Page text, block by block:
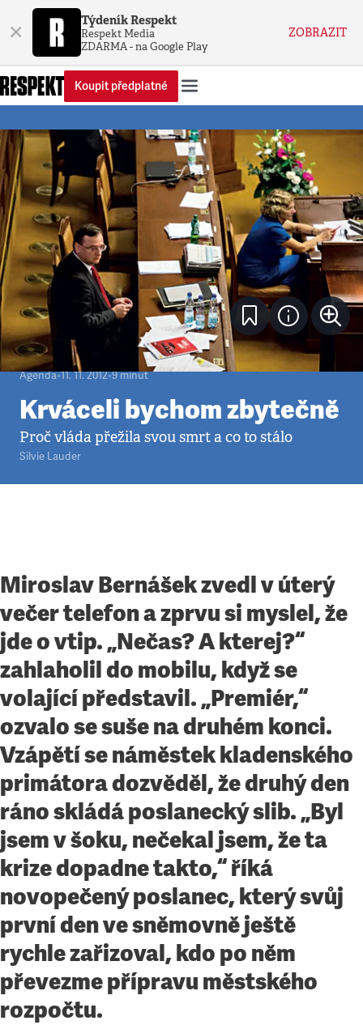
× Týdeník Respekt
Respekt Media
ZDARMA - na Google Play
ZOBRAZIT
Koupit předplatné
Agenda•11. 11. 2012•9minut
Krváceli bychom zbytečně
Proč vláda přežila svou smrt a co to stálo
Silvie Lauder
Miroslav Bernášek zvedl v úterý
večer telefon a zprvu si myslel, že
jde o vtip. „Nečas? A kterej?“
zahlaholil do mobilu, když se
volající představil. „Premiér,“
ozvalo se suše na druhém konci.
Vzápětí se náměstek kladenského
primátora dozvěděl, že druhý den
ráno skládá poslanecký slib. „Byl
jsem v šoku, nečekal jsem, že ta
krize dopadne takto,“ říká
novopečený poslanec, který svůj
první den ve sněmovně ještě
rychle zařizoval, kdo po něm
převezme přípravu městského
rozpočtu.